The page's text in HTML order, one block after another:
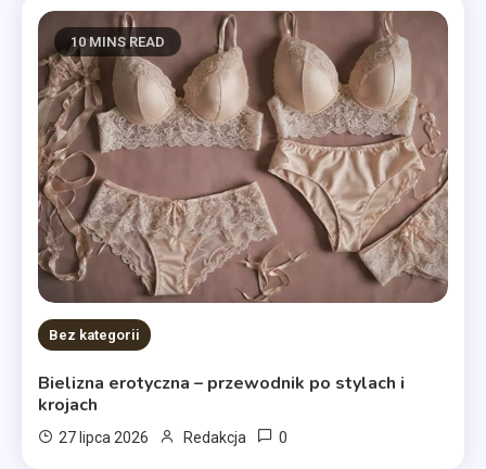
10 MINS READ
Bez kategorii
Bielizna erotyczna – przewodnik po stylach i
krojach
27 lipca 2026 Redakcja 0